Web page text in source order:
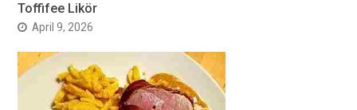
Toffifee Likör
April 9, 2026